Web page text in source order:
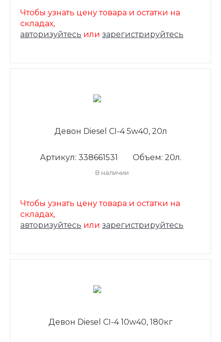
Чтобы узнать цену товара и остатки на
складах,
авторизуйтесь или зарегистрируйтесь
Девон Diesel CI-4 5w40, 20л
Артикул: 338661531 Объем: 20л.
В наличии
Чтобы узнать цену товара и остатки на
складах,
авторизуйтесь или зарегистрируйтесь
Девон Diesel CI-4 10w40, 180кг